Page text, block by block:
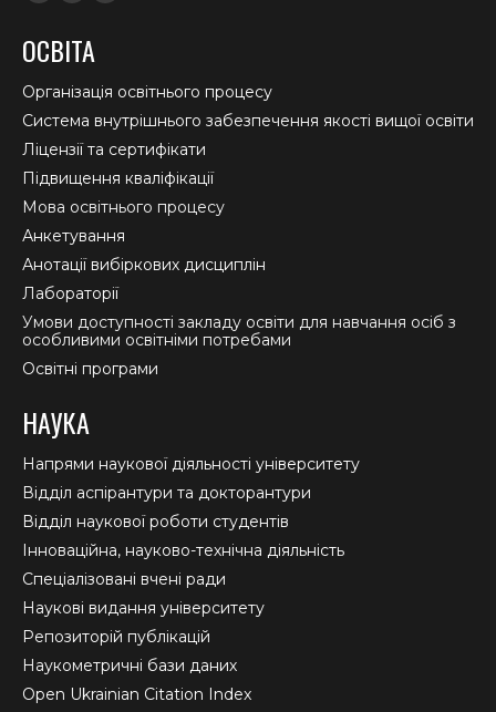
opens
in
new
window
opens
in
new
window
in
new
window
ОСВІТА
Організація освітнього процесу
Система внутрішнього забезпечення якості вищої освіти
Ліцензії та сертифікати
Підвищення кваліфікації
Мова освітнього процесу
Анкетування
Анотації вибіркових дисциплін
Лабораторії
Умови доступності закладу освіти для навчання осіб з
особливими освітніми потребами
Освітні програми
НАУКА
Напрями наукової діяльності університету
Відділ аспірантури та докторантури
Відділ наукової роботи студентів
Інноваційна, науково-технічна діяльність
Спеціалізовані вчені ради
Наукові видання університету
Репозиторій публікацій
Наукометричні бази даних
Open Ukrainian Citation Index